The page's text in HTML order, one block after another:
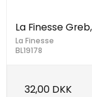
La Finesse
La Finesse
BL19178
32,00 DKK